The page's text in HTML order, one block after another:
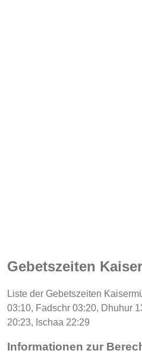
Gebetszeiten
Liste der Gebetszeiten
03:10, Fadschr 03:20, Dhuhur
20:23, Ischaa 22:29
Informationen zur